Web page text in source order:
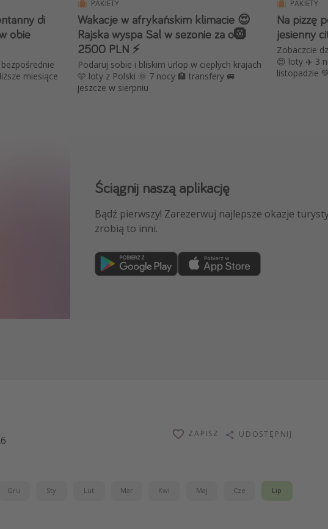
di
obie
miesiące
PAKIETY
Wakacje w afrykańskim klimacie 😍
Rajska wyspa Sal w sezonie za o🛞
2500 PLN ⚡️
Podaruj sobie i bliskim urlop w ciepłych krajach
🩵 loty z Polski 🌞 7 nocy 🏨 transfery 🚐
jeszcze w sierpniu
PAKIETY
Na pizzę
jesienny
Zobaczcie
😍 loty ✈️ 3
listopadzie
Ściągnij naszą aplikację
Bądź pierwszy! Zarezerwuj najlepsze okazje
zrobią to inni.
Dołącz do naszego kanału na WhatsApp
NAJLEPSZE oferty podróżnicze, porady ekspertów i
Dołącz teraz
ZAPISZ UDOSTĘPNIJ
Gru Sty Lut Mar Kwi Maj Cze Lip